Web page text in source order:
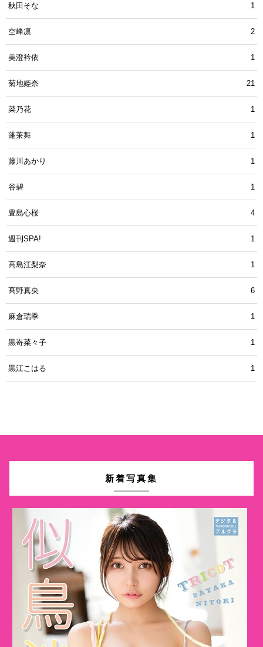
秋田そな 1
空峰凛 2
美澄衿依 1
菊地姫奈 21
菜乃花 1
蓬莱舞 1
藤川あかり 1
谷碧 1
豊島心桜 4
週刊SPA! 1
高島江梨奈 1
髙野真央 6
麻倉瑞季 1
黒嵜菜々子 1
黒江こはる 1
新着写真集